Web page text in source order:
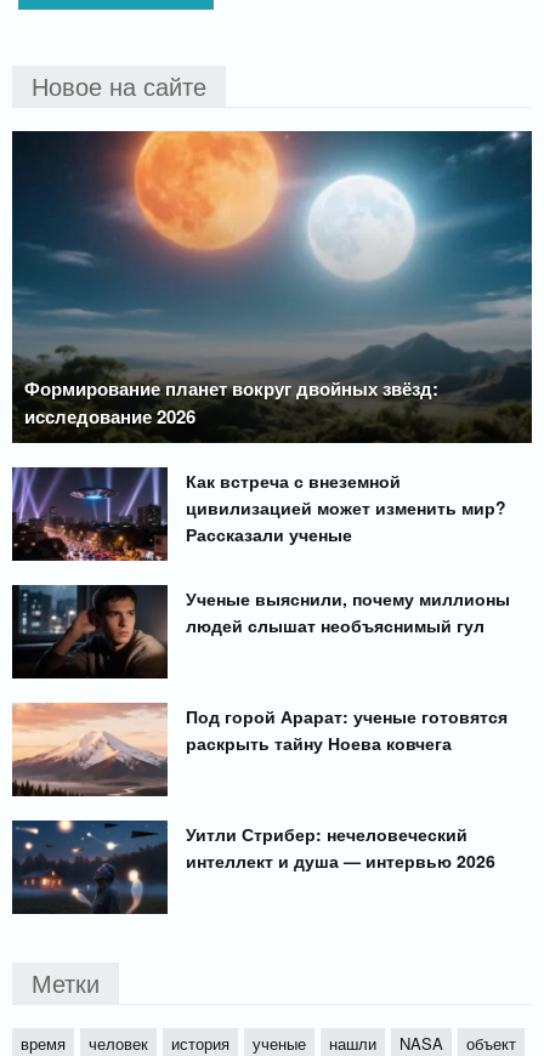
Новое на сайте
Формирование планет вокруг двойных звёзд:
исследование 2026
Как встреча с внеземной
цивилизацией может изменить мир?
Рассказали ученые
Ученые выяснили, почему миллионы
людей слышат необъяснимый гул
Под горой Арарат: ученые готовятся
раскрыть тайну Ноева ковчега
Уитли Стрибер: нечеловеческий
интеллект и душа — интервью 2026
Метки
время человек история ученые нашли NASA объект